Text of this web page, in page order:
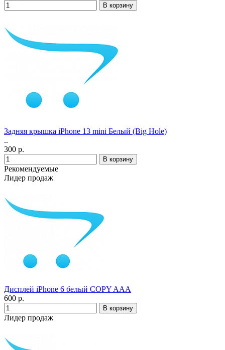
Задняя крышка iPhone 13 mini Белый (Big Hole)
..
300 р.
Рекомендуемые
Лидер продаж
Дисплей iPhone 6 белый COPY AAA
600 р.
Лидер продаж